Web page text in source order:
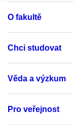
O fakultě
Chci studovat
Věda a výzkum
Pro veřejnost